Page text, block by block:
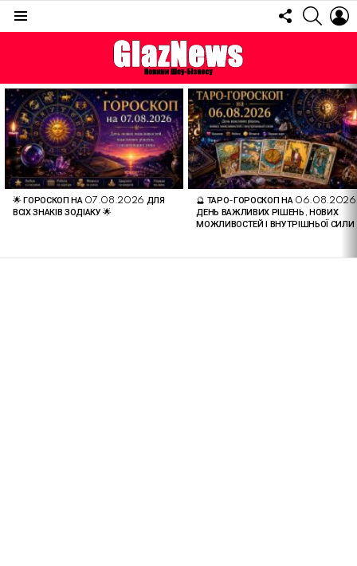
FOLLOW
US
ОСТАННІ
СТАТТІ
🌟 ГОРОСКОП НА 07.08.2026 ДЛЯ
ВСІХ ЗНАКІВ ЗОДІАКУ 🌟
🔮 ТАРО-ГОРОСКОП НА
ДЕНЬ ВАЖЛИВИХ РІШЕНЬ, НОВИХ
МОЖЛИВОСТЕЙ І ВНУТРІШНЬОЇ СИЛИ